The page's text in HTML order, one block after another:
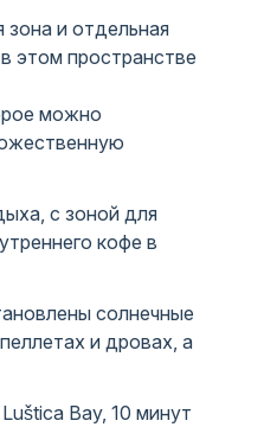
и отдельная
этом пространстве
можно
с зоной для
кофе в
солнечные
и дровах, а
Bay, 10 минут